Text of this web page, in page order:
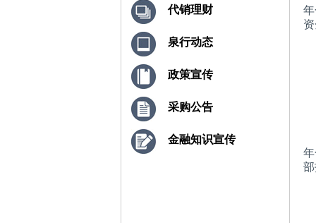
代销理财
泉行动态
政策宣传
采购公告
金融知识宣传
部